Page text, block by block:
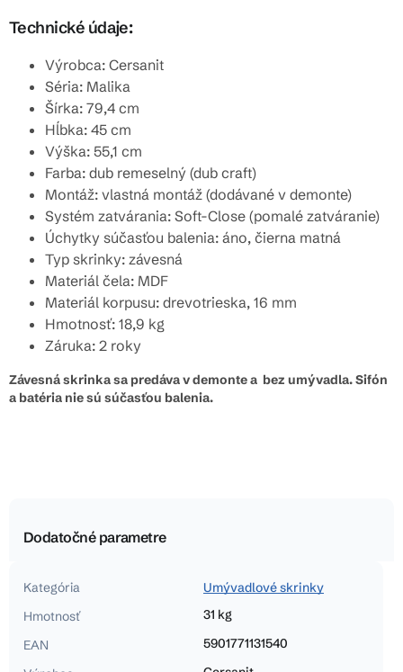
Technické údaje:
Výrobca: Cersanit
Séria: Malika
Šírka: 79,4 cm
Hĺbka: 45 cm
Výška: 55,1 cm
Farba: dub remeselný (dub craft)
Montáž: vlastná montáž (dodávané v demonte)
Systém zatvárania: Soft-Close (pomalé zatváranie)
Úchytky súčasťou balenia: áno, čierna matná
Typ skrinky: závesná
Materiál čela: MDF
Materiál korpusu: drevotrieska, 16 mm
Hmotnosť: 18,9 kg
Záruka: 2 roky
Závesná skrinka sa predáva v demonte a bez umývadla. Sifón
a batéria nie sú súčasťou balenia.
Dodatočné parametre
Kategória
Umývadlové skrinky
Hmotnosť
31 kg
EAN
5901771131540